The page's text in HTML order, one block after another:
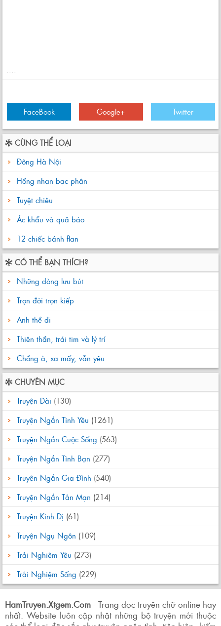
....
FaceBook Google+ Twitter
CÙNG THỂ LOẠI
Đông Hà Nội
Hồng nhan bạc phận
Tuyệt chiêu
Ác khẩu và quả báo
12 chiếc bánh flan
CÓ THỂ BẠN THÍCH?
Những dòng lưu bút
Trọn đời trọn kiếp
Anh thề đi
Thiên thần, trái tim và lý trí
Chồng à, xa mấy, vẫn yêu
CHUYÊN MỤC
Truyện Dài (130)
Truyện Ngắn Tình Yêu (1261)
Truyện Ngắn Cuộc Sống (563)
Truyện Ngắn Tình Bạn (277)
Truyện Ngắn Gia Đình (540)
Truyện Ngắn Tản Mạn (214)
Truyện Kinh Dị (61)
Truyện Ngụ Ngôn (109)
Trải Nghiệm Yêu (273)
Trải Nghiệm Sống (229)
HamTruyen.Xtgem.Com - Trang đọc truyện chữ online hay
nhất. Website luôn cập nhật những bộ truyện mới thuộc